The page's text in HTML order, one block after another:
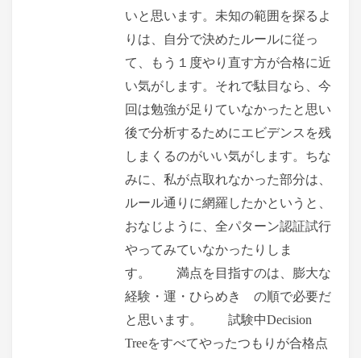
いと思います。未知の範囲を探るよ
りは、自分で決めたルールに従っ
て、もう１度やり直す方が合格に近
い気がします。それで駄目なら、今
回は勉強が足りていなかったと思い
後で分析するためにエビデンスを残
しまくるのがいい気がします。ちな
みに、私が点取れなかった部分は、
ルール通りに網羅したかというと、
おなじように、全パターン認証試行
やってみていなかったりしま
す。 満点を目指すのは、膨大な
経験・運・ひらめき の順で必要だ
と思います。 試験中Decision
Treeをすべてやったつもりが合格点